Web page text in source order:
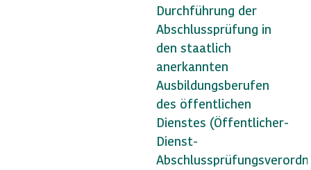
Durchführung der
Abschlussprüfung in
den staatlich
anerkannten
Ausbildungsberufen
des öffentlichen
Dienstes (Öffentlicher-
Dienst-